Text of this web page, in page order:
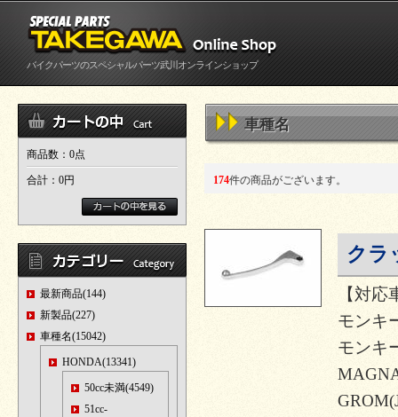
バイクパーツのスペシャルパーツ武川オンラインショップ
商品数：0点
合計： 0円
最新商品(144)
新製品(227)
車種名(15042)
HONDA(13341)
50cc未満(4549)
51cc-
車種名
174件の商品がございます。
クラ
【対応
モンキ
モンキ